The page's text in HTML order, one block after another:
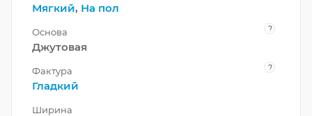
Мягкий, На пол
Основа ?
Джутовая
Фактура ?
Гладкий
Ширина